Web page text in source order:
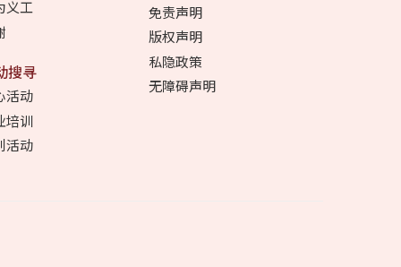
义工
搜寻
活动
培训
活动
免责声明
版权声明
私隐政策
无障碍声明